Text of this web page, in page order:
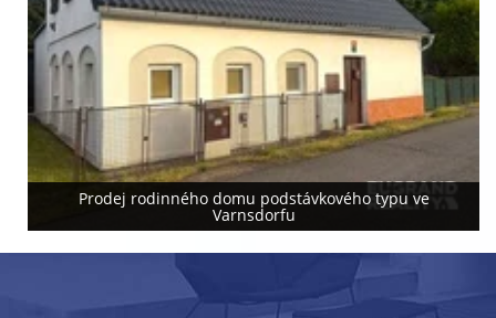
Prodej rodinného domu podstávkového typu ve
Varnsdorfu